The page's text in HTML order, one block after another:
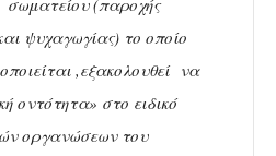
σωματείου (παροχής
ψυχαγωγίας) το οποίο
,εξακολουθεί να
οντότητα» στο ειδικό
οργανώσεων του